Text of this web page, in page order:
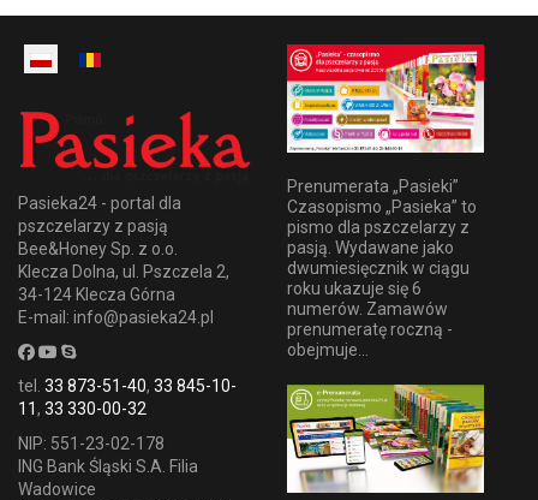
Pasieka24 - portal dla
pszczelarzy z pasją
Bee&Honey Sp. z o.o.
Klecza Dolna, ul. Pszczela 2,
34-124 Klecza Górna
E-mail: info@pasieka24.pl
tel. 33 873-51-40, 33 845-10-
11, 33 330-00-32
NIP: 551-23-02-178
ING Bank Śląski S.A. Filia
Wadowice
Prenumerata „Pasieki”
Czasopismo „Pasieka” to
pismo dla pszczelarzy z
pasją. Wydawane jako
dwumiesięcznik w ciągu
roku ukazuje się 6
numerów. Zamawów
prenumeratę roczną -
obejmuje...